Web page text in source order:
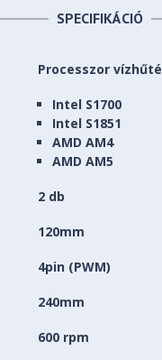
SPECIFIKÁCIÓ
Processzor
Intel S1700
Intel S1851
AMD AM4
AMD AM5
2 db
120mm
4pin (PWM)
240mm
600 rpm